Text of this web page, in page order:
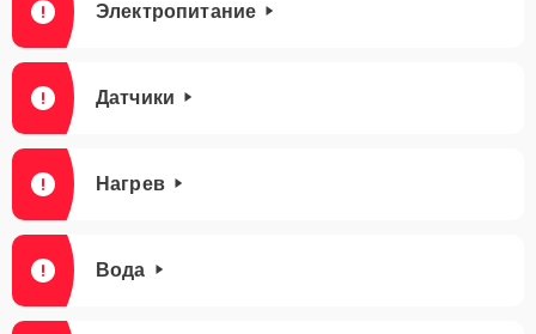
Электропитание
Датчики
Нагрев
Вода